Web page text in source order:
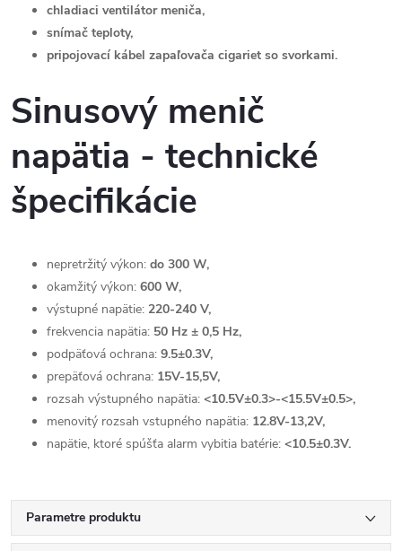
chladiaci ventilátor meniča,
snímač teploty,
pripojovací kábel zapaľovača cigariet so svorkami.
Sinusový menič
napätia - technické
špecifikácie
nepretržitý výkon: do 300 W,
okamžitý výkon: 600 W,
výstupné napätie: 220-240 V,
frekvencia napätia: 50 Hz ± 0,5 Hz,
podpäťová ochrana: 9.5±0.3V,
prepäťová ochrana: 15V-15,5V,
rozsah výstupného napätia: <10.5V±0.3>-<15.5V±0.5>,
menovitý rozsah vstupného napätia: 12.8V-13,2V,
napätie, ktoré spúšťa alarm vybitia batérie: <10.5±0.3V.
Parametre produktu